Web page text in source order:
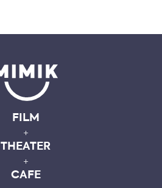
FILM
+
THEATER
+
CAFE